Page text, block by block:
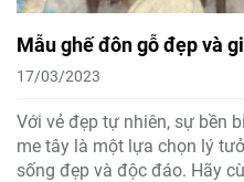
Mẫu ghế đôn gỗ đẹp và
17/03/2023
Với vẻ đẹp tự nhiên, sự bền
me tây là một lựa chọn lý
sống đẹp và độc đáo. Hãy